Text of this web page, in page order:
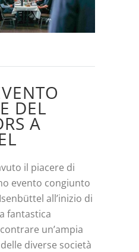
DEL
A
il piacere di
evento congiunto
all’inizio di
fantastica
un’ampia
diverse società